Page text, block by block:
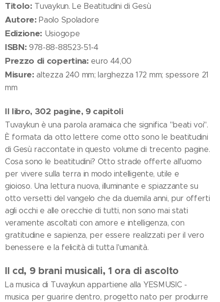
Titolo: Tuvaykun. Le Beatitudini di Gesù
Autore: Paolo Spoladore
Edizione: Usiogope
ISBN: 978-88-88523-51-4
Prezzo di copertina: euro 44,00
Misure: altezza 240 mm; larghezza 172 mm; spessore 21
mm
Il libro, 302 pagine, 9 capitoli
Tuvaykun è una parola aramaica che significa "beati voi".
È formata da otto lettere come otto sono le beatitudini
di Gesù raccontate in questo volume di trecento pagine.
Cosa sono le beatitudini? Otto strade offerte all'uomo
per vivere sulla terra in modo intelligente, utile e
gioioso. Una lettura nuova, illuminante e spiazzante su
otto versetti del vangelo che da duemila anni, pur offerti
agli occhi e alle orecchie di tutti, non sono mai stati
veramente ascoltati con amore e intelligenza, con
gratitudine e sapienza, per essere realizzati per il vero
benessere e la felicità di tutta l'umanità.
Il cd, 9 brani musicali, 1 ora di ascolto
La musica di Tuvaykun appartiene alla YESMUSIC -
musica per guarire dentro, progetto nato per produrre